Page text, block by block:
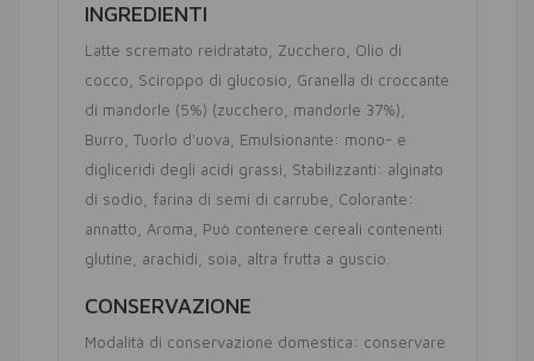
INGREDIENTI
Latte scremato reidratato Zucchero
Olio di
cocco
Sciroppo di glucosio
Granella di croccante
di mandorle (5%) (zucchero, mandorle 37%)
Burro Tuorlo d'uova
Emulsionante: mono- e
digliceridi degli acidi grassi
Stabilizzanti: alginato
di sodio, farina di semi di carrube
Colorante:
annatto
Aroma
Può contenere cereali contenenti
glutine, arachidi, soia, altra frutta a guscio
CONSERVAZIONE
Modalità di conservazione domestica: conservare